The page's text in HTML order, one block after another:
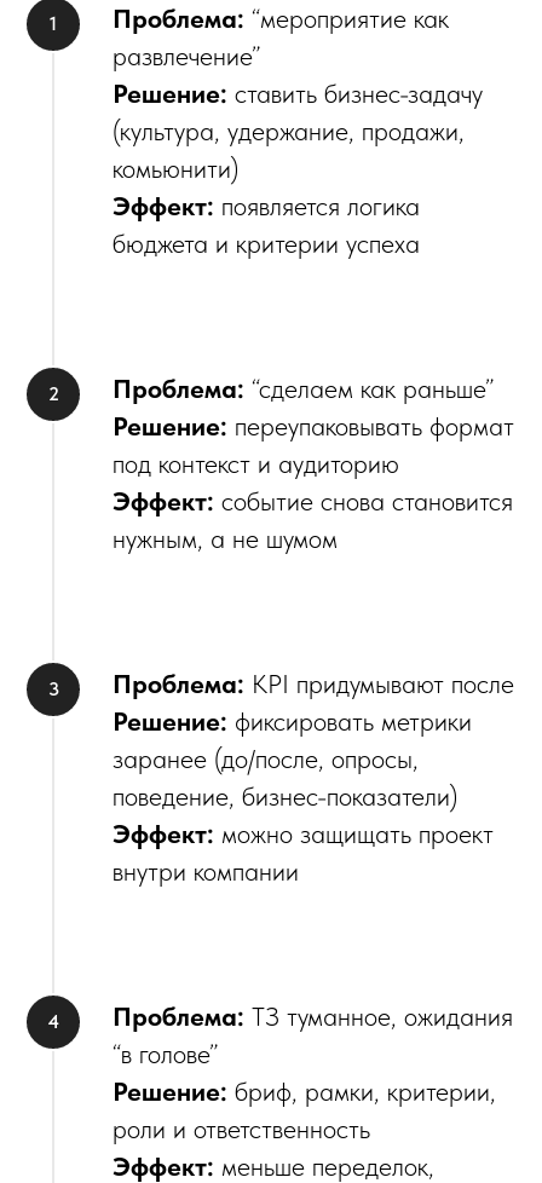
Проблема: “мероприятие как
развлечение”
Решение: ставить бизнес-задачу
(культура, удержание, продажи,
комьюнити)
Эффект: появляется логика
бюджета и критерии успеха
Проблема: “сделаем как раньше”
Решение: переупаковывать формат
под контекст и аудиторию
Эффект: событие снова становится
нужным, а не шумом
Проблема: KPI придумывают после
Решение: фиксировать метрики
заранее (до/после, опросы,
поведение, бизнес-показатели)
Эффект: можно защищать проект
внутри компании
Проблема: ТЗ туманное, ожидания
“в голове”
Решение: бриф, рамки, критерии,
роли и ответственность
Эффект: меньше переделок,